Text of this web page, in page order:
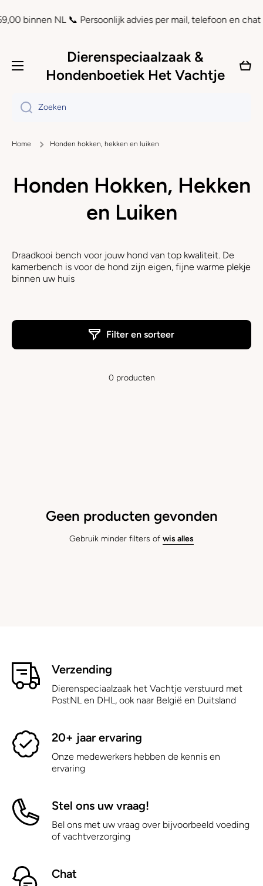
Doorgaan naar artikel
binnen NL 📞 Persoonlijk advies per mail, telefoon en chat
Dierenspeciaalzaak &
Hondenboetiek Het Vachtje
Zoeken
Home Honden hokken, hekken en luiken
Honden Hokken, Hekken
en Luiken
Draadkooi bench voor jouw hond van top kwaliteit. De
kamerbench is voor de hond zijn eigen, fijne warme plekje
binnen uw huis
Filter en sorteer
0 producten
Geen producten gevonden
Gebruik minder filters of wis alles
Verzending
Dierenspeciaalzaak het Vachtje verstuurd met
PostNL en DHL, ook naar België en Duitsland
20+ jaar ervaring
Onze medewerkers hebben de kennis en
ervaring
Stel ons uw vraag!
Bel ons met uw vraag over bijvoorbeeld voeding
of vachtverzorging
Chat